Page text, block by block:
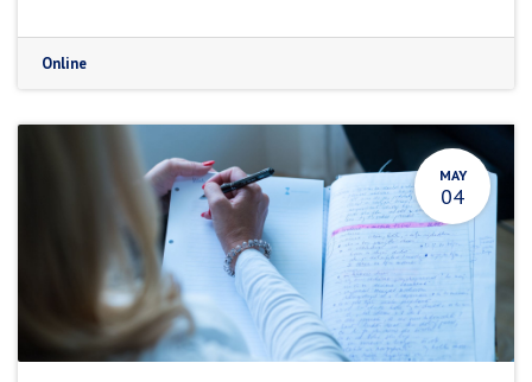
Online
MAY
04